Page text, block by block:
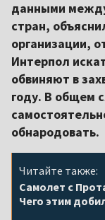
данными
стран,
организации,
Интерпол
обвиняют в
году. В общем
обнародовать.
Читайте также:
Самолет с
Чего этим